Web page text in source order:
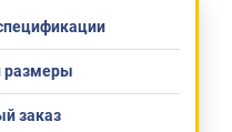
размеры
заказ